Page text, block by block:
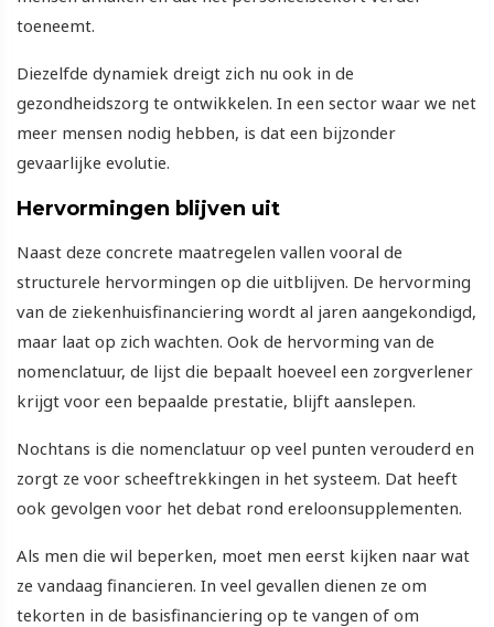
toeneemt.
Diezelfde dynamiek dreigt zich nu ook in de
gezondheidszorg te ontwikkelen. In een sector waar we net
meer mensen nodig hebben, is dat een bijzonder
gevaarlijke evolutie.
Hervormingen blijven uit
Naast deze concrete maatregelen vallen vooral de
structurele hervormingen op die uitblijven. De hervorming
van de ziekenhuisfinanciering wordt al jaren aangekondigd,
maar laat op zich wachten. Ook de hervorming van de
nomenclatuur, de lijst die bepaalt hoeveel een zorgverlener
krijgt voor een bepaalde prestatie, blijft aanslepen.
Nochtans is die nomenclatuur op veel punten verouderd en
zorgt ze voor scheeftrekkingen in het systeem. Dat heeft
ook gevolgen voor het debat rond ereloonsupplementen.
Als men die wil beperken, moet men eerst kijken naar wat
ze vandaag financieren. In veel gevallen dienen ze om
tekorten in de basisfinanciering op te vangen of om